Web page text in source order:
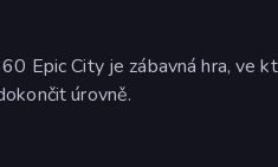
Epic City je zábavná hra, ve
úrovně.